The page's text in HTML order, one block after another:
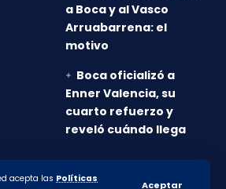
acepta las Políticas
Aceptar
a Boca y al Vasco
Arruabarrena: el
motivo
Boca oficializó a
Enner Valencia, su
cuarto refuerzo y
reveló cuándo llega
- Todos los derechos